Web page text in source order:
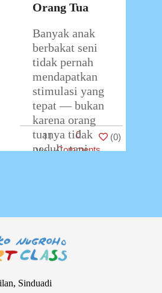
Orang Tua
Banyak anak
berbakat seni
tidak pernah
mendapatkan
stimulasi yang
tepat — bukan
karena orang
tuanya tidak
peduli, tapi
dibayangkan.
Tidak
11
0
Comments
(0)
Sinduadi